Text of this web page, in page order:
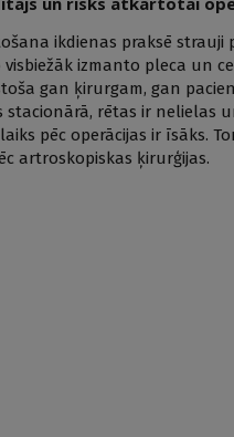
ikdienas praksē strauji
izmanto pleca un
gan ķirurgam, gan
stacionārā, rētas ir nelielas
pēc operācijas ir īsāks.
artroskopiskas ķirurģijas.